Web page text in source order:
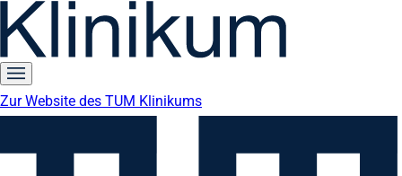
Zur Website des TUM Klinikums